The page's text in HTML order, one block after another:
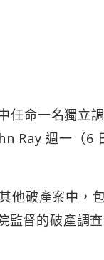
任命一名獨立
Ray 週一（6
他破產案中，
督的破產調